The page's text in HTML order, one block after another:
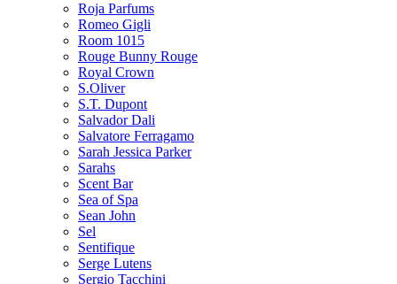
Roja Parfums
Romeo Gigli
Room 1015
Rouge Bunny Rouge
Royal Crown
S.Oliver
S.T. Dupont
Salvador Dali
Salvatore Ferragamo
Sarah Jessica Parker
Sarahs
Scent Bar
Sea of Spa
Sean John
Sel
Sentifique
Serge Lutens
Sergio Tacchini